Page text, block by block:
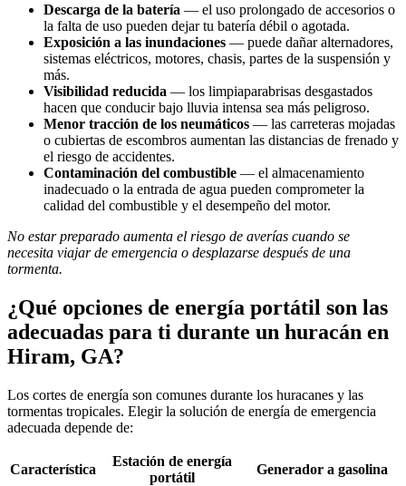
Descarga de la batería — el uso prolongado de accesorios o
la falta de uso pueden dejar tu batería débil o agotada.
Exposición a las inundaciones — puede dañar alternadores,
sistemas eléctricos, motores, chasis, partes de la suspensión y
más.
Visibilidad reducida — los limpiaparabrisas desgastados
hacen que conducir bajo lluvia intensa sea más peligroso.
Menor tracción de los neumáticos — las carreteras mojadas
o cubiertas de escombros aumentan las distancias de frenado y
el riesgo de accidentes.
Contaminación del combustible — el almacenamiento
inadecuado o la entrada de agua pueden comprometer la
calidad del combustible y el desempeño del motor.
No estar preparado aumenta el riesgo de averías cuando se
necesita viajar de emergencia o desplazarse después de una
tormenta.
¿Qué opciones de energía portátil son las
adecuadas para ti durante un huracán en
Hiram, GA?
Los cortes de energía son comunes durante los huracanes y las
tormentas tropicales. Elegir la solución de energía de emergencia
adecuada depende de:
Característica
Estación de energía
portátil
Generador a gasolina